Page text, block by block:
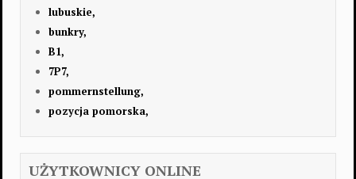
lubuskie,
bunkry,
B1,
7P7,
pommernstellung,
pozycja pomorska,
UŻYTKOWNICY ONLINE